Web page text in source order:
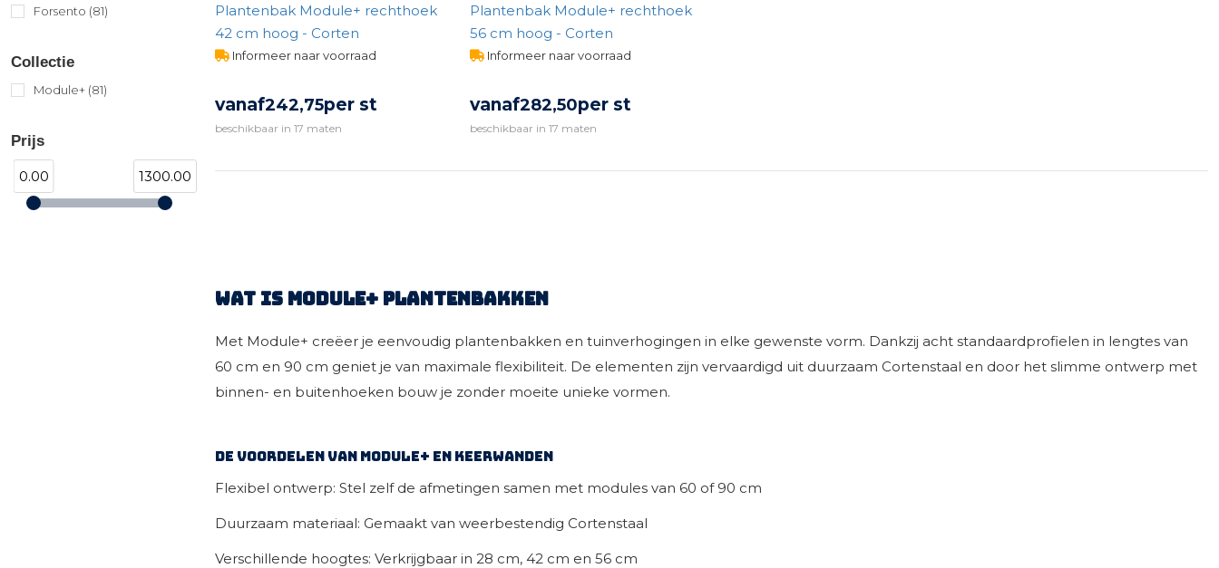
Forsento (81)
Collectie
Module+ (81)
Prijs
0.00 1300.00
Plantenbak Module+ rechthoek
42 cm hoog - Corten
Informeer naar voorraad
vanaf242,75per st
beschikbaar in 17 maten
Plantenbak Module+ rechthoek
56 cm hoog - Corten
Informeer naar voorraad
vanaf282,50per st
beschikbaar in 17 maten
Wat is Module+ plantenbakken
Met Module+ creëer je eenvoudig plantenbakken en tuinverhogingen in elke gewenste vorm. Dankzij acht standaardprofielen in lengtes van
60 cm en 90 cm geniet je van maximale flexibiliteit. De elementen zijn vervaardigd uit duurzaam Cortenstaal en door het slimme ontwerp met
binnen- en buitenhoeken bouw je zonder moeite unieke vormen.
De voordelen van Module+ en keerwanden
Flexibel ontwerp: Stel zelf de afmetingen samen met modules van 60 of 90 cm
Duurzaam materiaal: Gemaakt van weerbestendig Cortenstaal
Verschillende hoogtes: Verkrijgbaar in 28 cm, 42 cm en 56 cm